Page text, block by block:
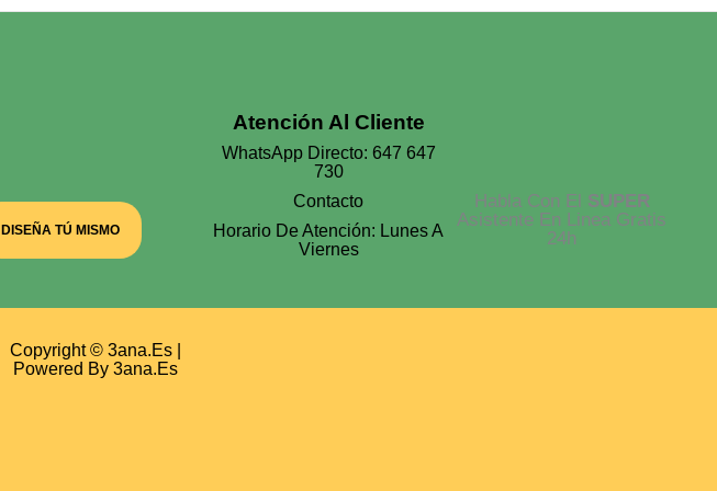
DISEÑA TÚ MISMO
Atención Al Cliente
WhatsApp Directo: 647 647
730
Contacto
Horario De Atención: Lunes A
Viernes
Habla Con El SUPER
Asistente En Linea Gratis
24h
Copyright © 3ana.es |
Powered By 3ana.es